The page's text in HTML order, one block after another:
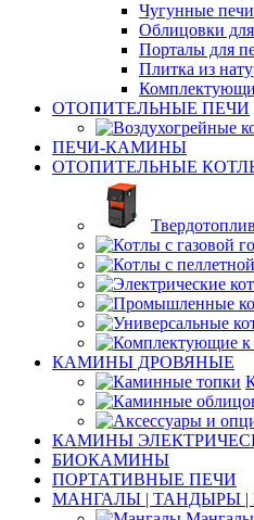
Чугунные
Облицовки
Порталы для
Плитка из
ОТОПИТЕЛЬНЫЕ ПЕЧИ
ПЕЧИ-КАМИНЫ
ОТОПИТЕЛЬНЫЕ
КАМИНЫ ДРОВЯНЫЕ
КАМИНЫ
БИОКАМИНЫ
ПОРТАТИВНЫЕ ПЕЧИ
МАНГАЛЫ | ТАНДЫРЫ |